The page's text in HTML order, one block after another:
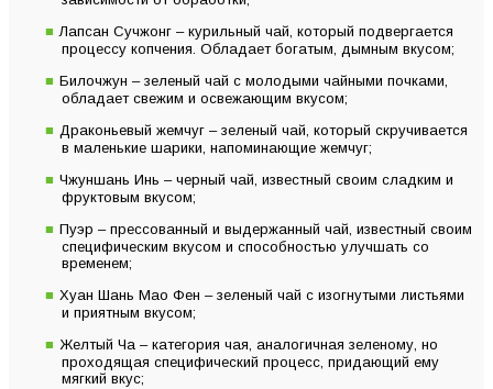
Лапсан Сучжонг – курильный чай, который подвергается
процессу копчения. Обладает богатым, дымным вкусом;
Билочжун – зеленый чай с молодыми чайными почками,
обладает свежим и освежающим вкусом;
Драконьевый жемчуг – зеленый чай, который скручивается
в маленькие шарики, напоминающие жемчуг;
Чжуншань Инь – черный чай, известный своим сладким и
фруктовым вкусом;
Пуэр – прессованный и выдержанный чай, известный своим
специфическим вкусом и способностью улучшать со
временем;
Хуан Шань Мао Фен – зеленый чай с изогнутыми листьями
и приятным вкусом;
Желтый Ча – категория чая, аналогичная зеленому, но
проходящая специфический процесс, придающий ему
мягкий вкус;